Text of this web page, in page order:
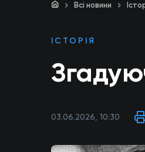
Всі новини
ІСТОРІЯ
03.06.2026, 10:30